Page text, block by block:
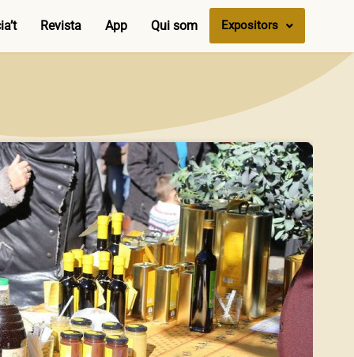
Revista App Qui som Expositors